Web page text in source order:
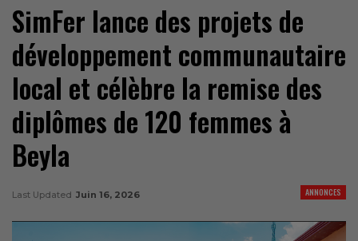
SimFer lance des projets de
développement communautaire
local et célèbre la remise des
diplômes de 120 femmes à
Beyla
ANNONCES
Last Updated Juin 16, 2026